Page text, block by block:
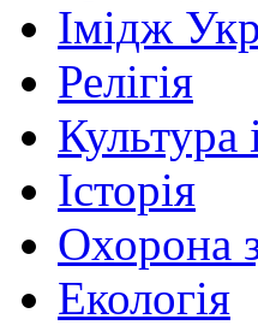
Імідж
Релігія
Культура
Історія
Охорона
Екологія